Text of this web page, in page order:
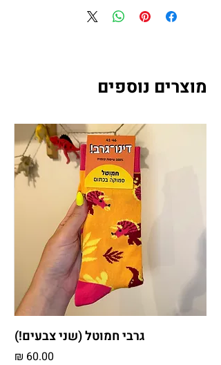
מ״מ או 58 מ״מ
גב סיכת בטחון
מוצרים נוספים
גרבי חמוטל (שני צבעים!)
מחיר